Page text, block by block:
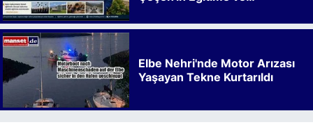
Elbe Nehri'nde Motor Arızası
Yaşayan Tekne Kurtarıldı